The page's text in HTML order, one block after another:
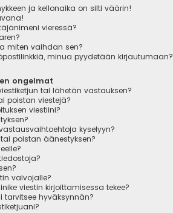
ja kellonaika on silti väärin!
vieressä?
miten vaihdan sen?
minua pyydetään kirjautumaan?
ongelmat
tai lähetän vastauksen?
poistan viestejä?
viestiini?
kyselyyn?
poistan äänestyksen?
valvojalle?
viestin kirjoittamisessa tekee?
tarvitsee hyväksynnän?